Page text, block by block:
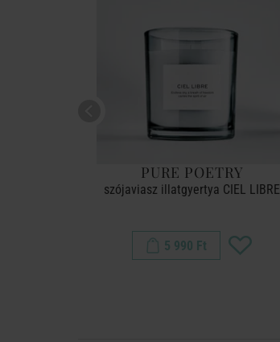
PURE POETRY
szójaviasz illatgyertya CIEL LIBRE
5 990 Ft